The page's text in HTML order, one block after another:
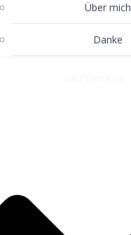
Über mich
Danke